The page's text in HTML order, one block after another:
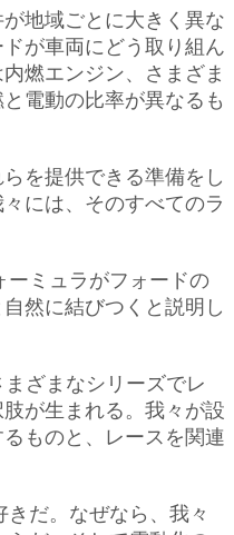
が地域ごとに大きく異な
が車両にどう取り組ん
燃エンジン、さまざま
電動の比率が異なるも
を提供できる準備をし
には、そのすべてのラ
ーミュラがフォードの
然に結びつくと説明し
まざまなシリーズでレ
が生まれる。我々が設
ものと、レースを関連
きだ。なぜなら、我々